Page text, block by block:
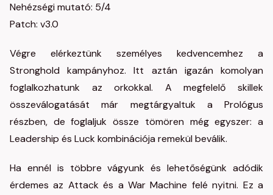
Nehézségi mutató: 5/4
Patch: v3.0
Végre elérkeztünk személyes kedvencemhez a
Stronghold kampányhoz. Itt aztán igazán komolyan
foglalkozhatunk az orkokkal. A megfelelő skillek
összeválogatását már megtárgyaltuk a Prológus
részben, de foglaljuk össze tömören még egyszer: a
Leadership és Luck kombinációja remekül beválik.
Ha ennél is többre vágyunk és lehetőségünk adódik
érdemes az Attack és a War Machine felé nyitni. Ez a